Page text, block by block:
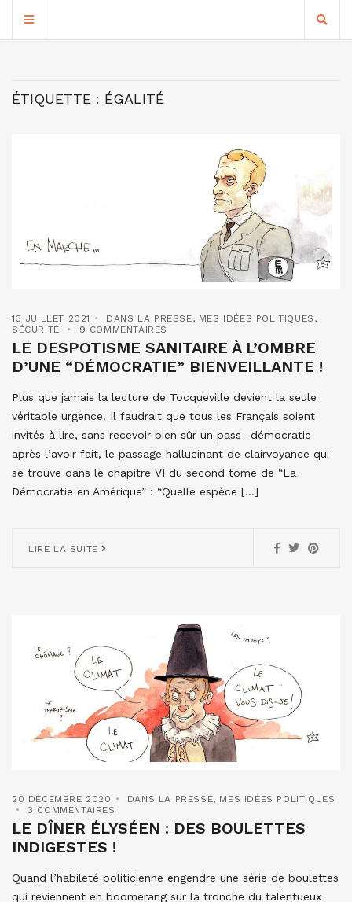
ÉTIQUETTE : ÉGALITÉ
13 JUILLET 2021 DANS LA PRESSE, MES IDÉES POLITIQUES ,
SÉCURITÉ
9 COMMENTAIRES
LE DESPOTISME SANITAIRE À L’OMBRE
D’UNE “DÉMOCRATIE” BIENVEILLANTE !
Plus que jamais la lecture de Tocqueville devient la seule
véritable urgence. Il faudrait que tous les Français soient
invités à lire, sans recevoir bien sûr un pass- démocratie
après l’avoir fait, le passage hallucinant de clairvoyance qui
se trouve dans le chapitre VI du second tome de “La
Démocratie en Amérique” : “Quelle espèce […]
LIRE LA SUITE
20 DÉCEMBRE 2020 DANS LA PRESSE, MES IDÉES POLITIQUES
3 COMMENTAIRES
LE DÎNER ÉLYSÉEN : DES BOULETTES
INDIGESTES !
Quand l’habileté politicienne engendre une série de boulettes
qui reviennent en boomerang sur la tronche du talentueux